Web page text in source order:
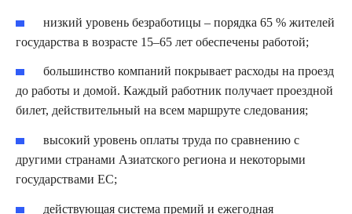
низкий уровень безработицы – порядка 65 % жителей
государства в возрасте 15–65 лет обеспечены работой;
большинство компаний покрывает расходы на проезд
до работы и домой. Каждый работник получает проездной
билет, действительный на всем маршруте следования;
высокий уровень оплаты труда по сравнению с
другими странами Азиатского региона и некоторыми
государствами ЕС;
действующая система премий и ежегодная